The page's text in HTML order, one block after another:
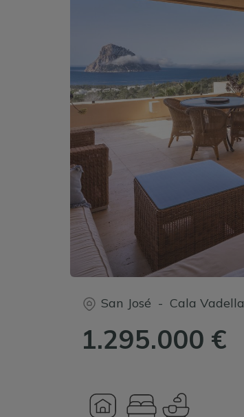
San José - Cala Vadella
1.295.000 €